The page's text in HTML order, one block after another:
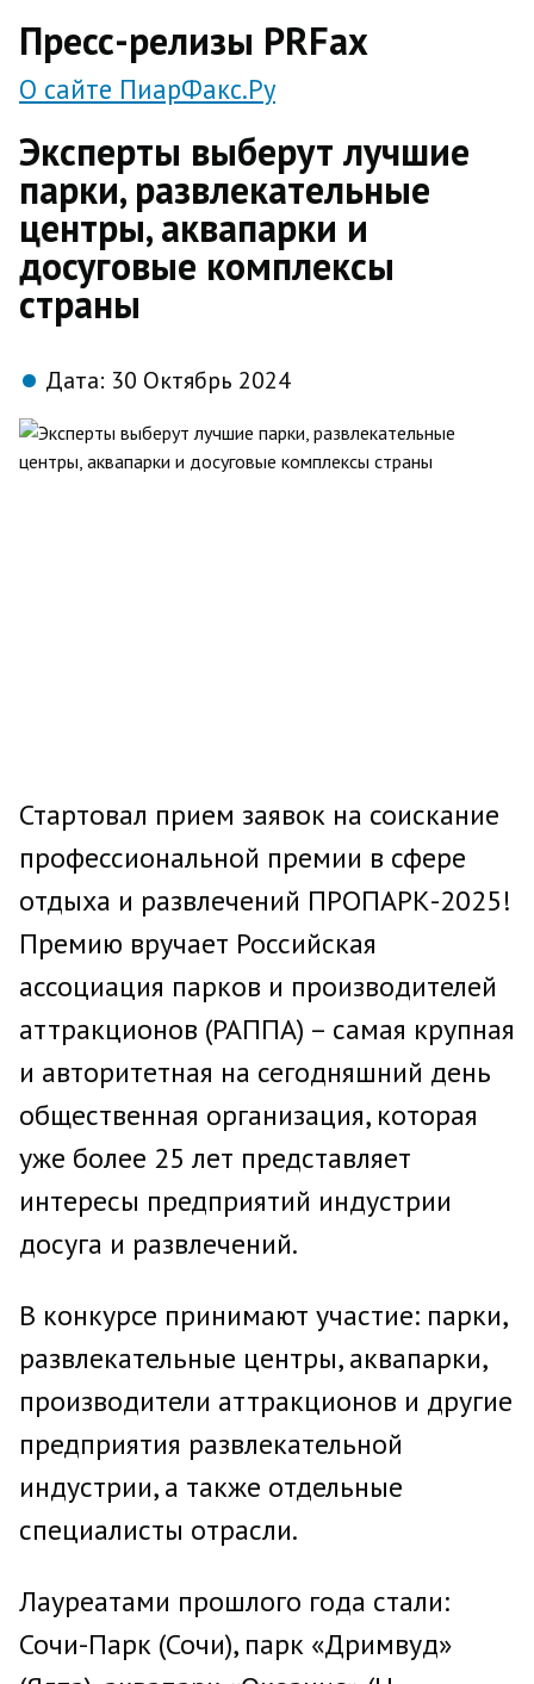
Пресс-релизы PRFax
О сайте ПиарФакс.Ру
Эксперты выберут лучшие
парки, развлекательные
центры, аквапарки и
досуговые комплексы
страны
Дата: 30 Октябрь 2024
Стартовал прием заявок на соискание
профессиональной премии в сфере
отдыха и развлечений ПРОПАРК-2025!
Премию вручает Российская
ассоциация парков и производителей
аттракционов (РАППА) – самая крупная
и авторитетная на сегодняшний день
общественная организация, которая
уже более 25 лет представляет
интересы предприятий индустрии
досуга и развлечений.
В конкурсе принимают участие: парки,
развлекательные центры, аквапарки,
производители аттракционов и другие
предприятия развлекательной
индустрии, а также отдельные
специалисты отрасли.
Лауреатами прошлого года стали:
Сочи-Парк (Сочи), парк «Дримвуд»